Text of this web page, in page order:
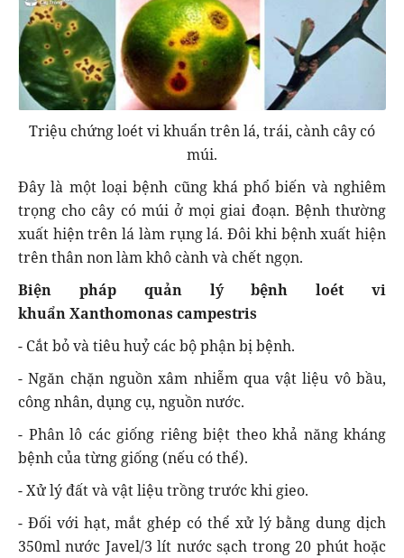
Triệu chứng loét vi khuẩn trên lá, trái, cành cây có
múi.
Đây là một loại bệnh cũng khá phổ biến và nghiêm
trọng cho cây có múi ở mọi giai đoạn. Bệnh thường
xuất hiện trên lá làm rụng lá. Đôi khi bệnh xuất hiện
trên thân non làm khô cành và chết ngọn.
Biện pháp quản lýbệnh loét vi
khuẩn Xanthomonas campestris
- Cắt bỏ và tiêu huỷ các bộ phận bị bệnh.
- Ngăn chặn nguồn xâm nhiễm qua vật liệu vô bầu,
công nhân, dụng cụ, nguồn nước.
- Phân lô các giống riêng biệt theo khả năng kháng
bệnh của từng giống (nếu có thể).
- Xử lý đất và vật liệu trồng trước khi gieo.
- Đối với hạt, mắt ghép có thể xử lý bằng dung dịch
350ml nước Javel/3 lít nước sạch trong 20 phút hoặc